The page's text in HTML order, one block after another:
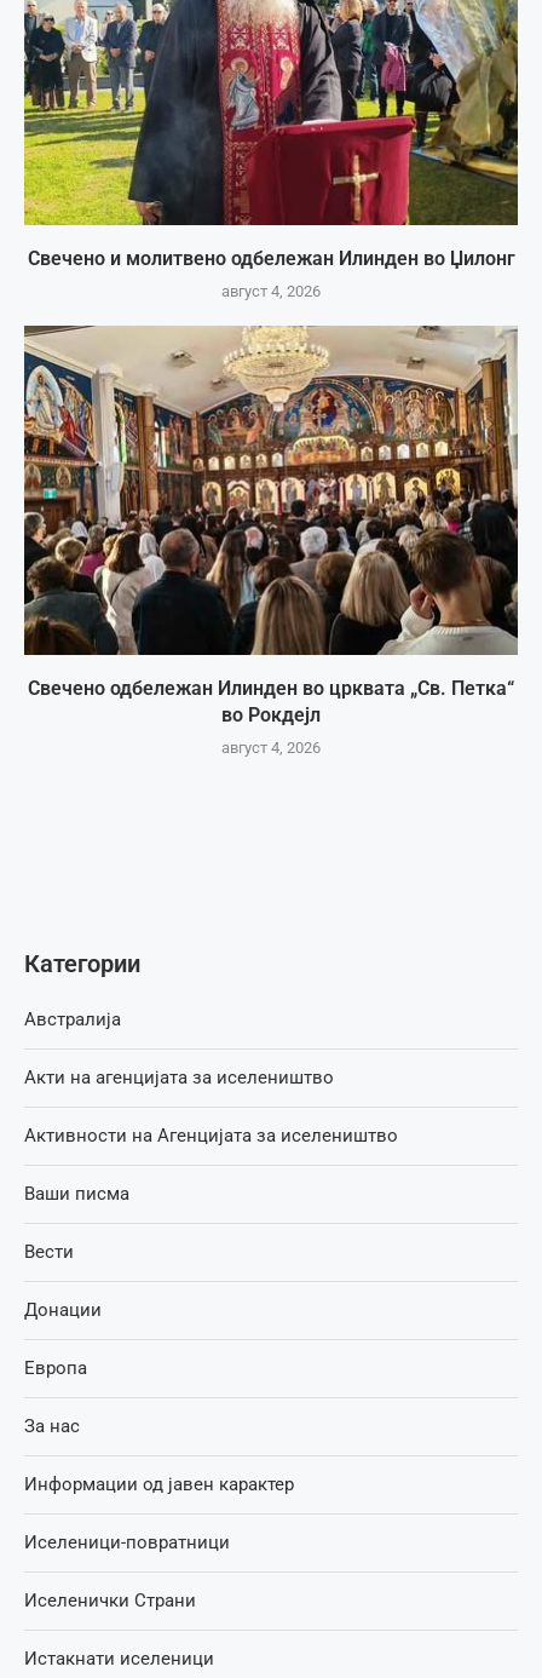
Свечено и молитвено одбележан Илинден во Џилонг
август 4, 2026
Свечено одбележан Илинден во црквата „Св. Петка“
во Рокдејл
август 4, 2026
Категории
Австралија
Акти на агенцијата за иселеништво
Активности на Агенцијата за иселеништво
Ваши писма
Вести
Донации
Европа
За нас
Информации од јавен карактер
Иселеници-повратници
Иселенички Страни
Истакнати иселеници